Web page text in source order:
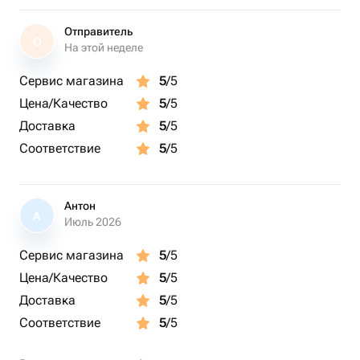
прекрасной упаковки!
О
Отправитель
На этой неделе
Сервис магазина 5/5
Цена/Качество
5/5
Доставка
5/5
Соответствие
5/5
А
Антон
Июль 2026
Сервис магазина 5/5
Цена/Качество
5/5
Доставка
5/5
Соответствие
5/5